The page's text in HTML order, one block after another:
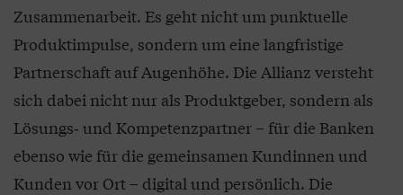
Zusammenarbeit. Es geht nicht um punktuelle
Produktimpulse, sondern um eine langfristige
Partnerschaft auf Augenhöhe. Die Allianz versteht
sich dabei nicht nur als Produktgeber, sondern als
Lösungs‑ und Kompetenzpartner – für die Banken
ebenso wie für die gemeinsamen Kundinnen und
Kunden vor Ort – digital und persönlich. Die